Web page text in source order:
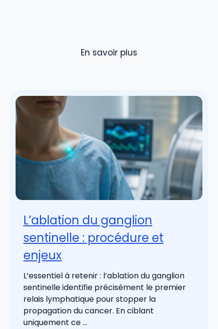
En savoir plus
L’ablation du ganglion
sentinelle : procédure et
enjeux
L’essentiel à retenir : l’ablation du ganglion
sentinelle identifie précisément le premier
relais lymphatique pour stopper la
propagation du cancer. En ciblant
uniquement ce ...